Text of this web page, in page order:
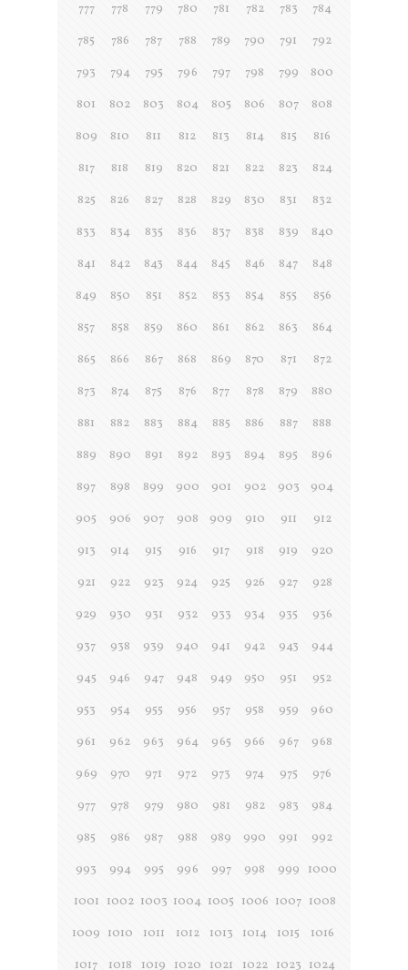
777
778 779 780 781 782 783
784
785
786 787 788 789 790 791
792
793
794 795 796 797 798 799
800
801
802 803 804 805 806 807
808
809
810 811 812 813 814 815
816
817
818 819 820 821 822 823
824
825
826 827 828 829 830 831
832
833
834 835 836 837 838 839
840
841
842 843 844 845 846 847
848
849
850 851 852 853 854 855
856
857
858 859 860 861 862 863
864
865
866 867 868 869 870 871
872
873
874 875 876 877 878 879
880
881
882 883 884 885 886 887
888
889
890 891 892 893 894 895
896
897
898 899 900 901 902 903
904
905
906 907 908 909 910 911
912
913
914 915 916 917 918 919
920
921
922 923 924 925 926 927
928
929
930 931 932 933 934 935
936
937
938 939 940 941 942 943
944
945
946 947 948 949 950 951
952
953
954 955 956 957 958 959
960
961
962 963 964 965 966 967
968
969
970 971 972 973 974 975
976
977
978 979 980 981 982 983
984
985
986 987 988 989 990 991
992
993
994 995 996 997 998 999
1000
1001 1002 1003 1004 1005 1006 1007 1008
1009 1010 1011 1012 1013 1014 1015
1016
1017
1018 1019 1020 1021 1022 1023 1024